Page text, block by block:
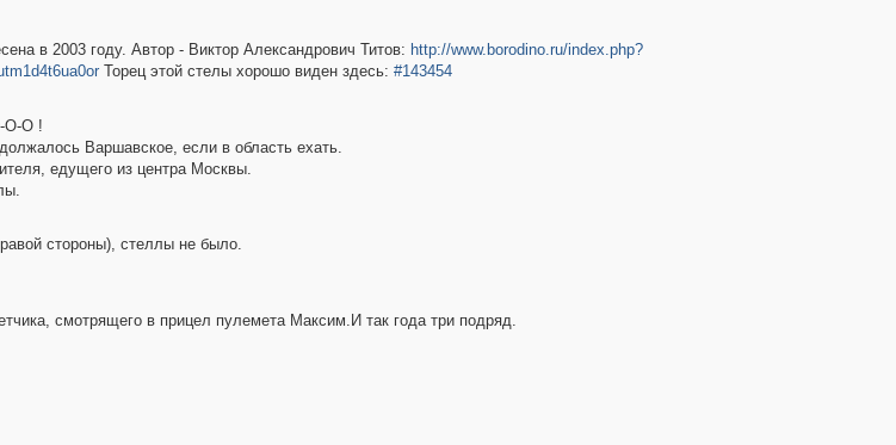
в 2003 году. Автор - Виктор Александрович Титов: http://www.borodino.ru/index.php?
Торец этой стелы хорошо виден здесь: #143454
О-О !
Варшавское, если в область ехать.
едущего из центра Москвы.
стороны), стеллы не было.
смотрящего в прицел пулемета Максим.И так года три подряд.